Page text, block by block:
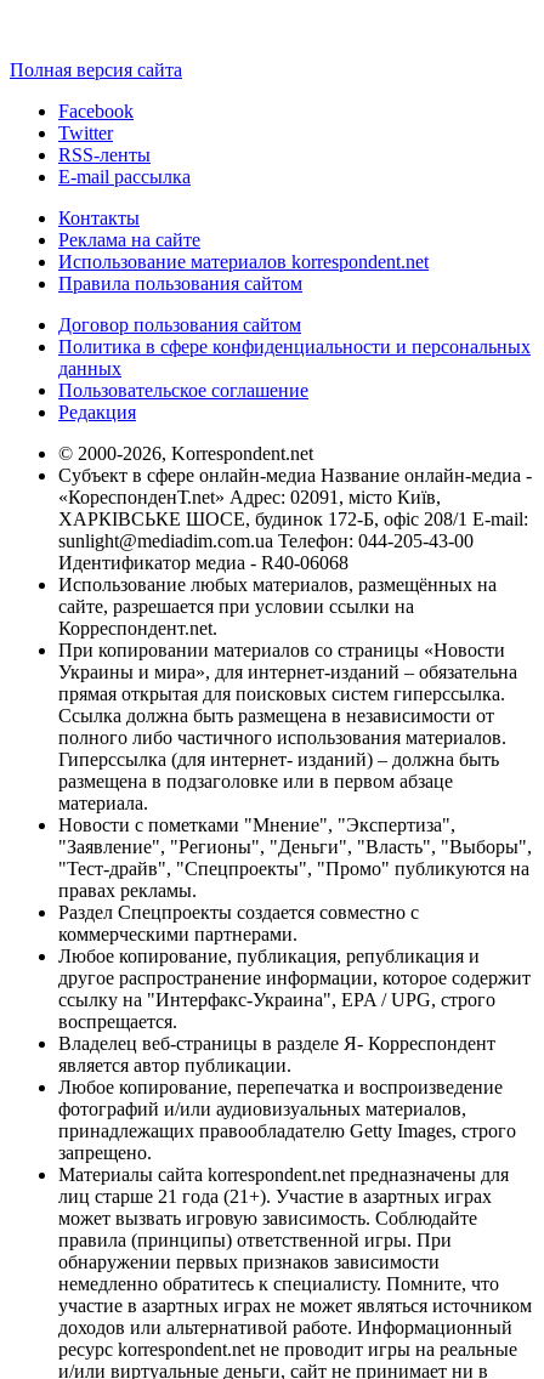
Полная версия сайта
Facebook
Twitter
RSS-ленты
E-mail рассылка
Контакты
Реклама на сайте
Использование материалов korrespondent.net
Правила пользования сайтом
Договор пользования сайтом
Политика в сфере конфиденциальности и персональных
данных
Пользовательское соглашение
Редакция
© 2000-2026, Korrespondent.net
Субъект в сфере онлайн-медиа Название онлайн-медиа -
«КореспонденТ.net» Адрес: 02091, місто Київ,
ХАРКІВСЬКЕ ШОСЕ, будинок 172-Б, офіс 208/1 E-mail:
sunlight@mediadim.com.ua Телефон: 044-205-43-00
Идентификатор медиа - R40-06068
Использование любых материалов, размещённых на
сайте, разрешается при условии ссылки на
Корреспондент.net.
При копировании материалов со страницы «Новости
Украины и мира», для интернет-изданий – обязательна
прямая открытая для поисковых систем гиперссылка.
Ссылка должна быть размещена в независимости от
полного либо частичного использования материалов.
Гиперссылка (для интернет- изданий) – должна быть
размещена в подзаголовке или в первом абзаце
материала.
Новости с пометками "Мнение", "Экспертиза",
"Заявление", "Регионы", "Деньги", "Власть", "Выборы",
"Тест-драйв", "Спецпроекты", "Промо" публикуются на
правах рекламы.
Раздел Спецпроекты создается совместно с
коммерческими партнерами.
Любое копирование, публикация, републикация и
другое распространение информации, которое содержит
ссылку на "Интерфакс-Украина", EPA / UPG, строго
воспрещается.
Владелец веб-страницы в разделе Я- Корреспондент
является автор публикации.
Любое копирование, перепечатка и воспроизведение
фотографий и/или аудиовизуальных материалов,
принадлежащих правообладателю Getty Images, строго
запрещено.
Материалы сайта korrespondent.net предназначены для
лиц старше 21 года (21+). Участие в азартных играх
может вызвать игровую зависимость. Соблюдайте
правила (принципы) ответственной игры. При
обнаружении первых признаков зависимости
немедленно обратитесь к специалисту. Помните, что
участие в азартных играх не может являться источником
доходов или альтернативой работе. Информационный
ресурс korrespondent.net не проводит игры на реальные
и/или виртуальные деньги, сайт не принимает ни в